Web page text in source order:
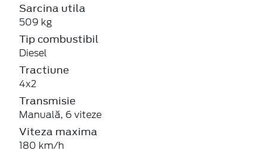
Sarcina utila
509 kg
Tip combustibil
Diesel
Tractiune
4x2
Transmisie
Manuală, 6 viteze
Viteza maxima
180 km/h